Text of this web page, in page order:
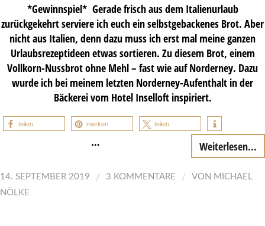
*Gewinnspiel* Gerade frisch aus dem Italienurlaub
zurückgekehrt serviere ich euch ein selbstgebackenes Brot. Aber
nicht aus Italien, denn dazu muss ich erst mal meine ganzen
Urlaubsrezeptideen etwas sortieren. Zu diesem Brot, einem
Vollkorn-Nussbrot ohne Mehl – fast wie auf Norderney. Dazu
wurde ich bei meinem letzten Norderney-Aufenthalt in der
Bäckerei vom Hotel Inselloft inspiriert.
teilen merken teilen
… Weiterlesen...
14. SEPTEMBER 2019 / 3 KOMMENTARE / VON MICHAEL
NÖLKE